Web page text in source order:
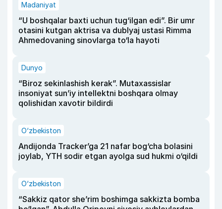
Madaniyat
“U boshqalar baxti uchun tug‘ilgan edi”. Bir umr
otasini kutgan aktrisa va dublyaj ustasi Rimma
Ahmedovaning sinovlarga to‘la hayoti
Dunyo
“Biroz sekinlashish kerak”. Mutaxassislar
insoniyat sun’iy intellektni boshqara olmay
qolishidan xavotir bildirdi
O‘zbekiston
Andijonda Tracker’ga 21 nafar bog‘cha bolasini
joylab, YTH sodir etgan ayolga sud hukmi o‘qildi
O‘zbekiston
“Sakkiz qator she’rim boshimga sakkizta bomba